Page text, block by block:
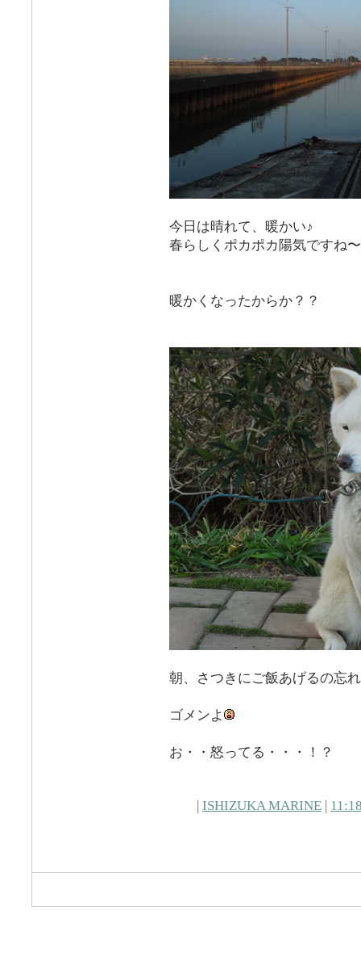
今日は晴れて、暖かい♪
春らしくポカポカ陽気ですね
暖かくなったからか？？
朝、さつきにご飯あげるの忘
ゴメンよ
お・・怒ってる・・・！？
| ISHIZUKA MARINE |